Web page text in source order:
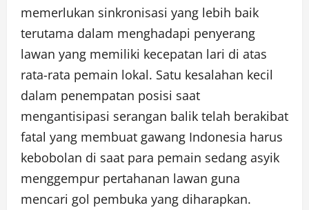
memerlukan sinkronisasi yang lebih baik
terutama dalam menghadapi penyerang
lawan yang memiliki kecepatan lari di atas
rata-rata pemain lokal. Satu kesalahan kecil
dalam penempatan posisi saat
mengantisipasi serangan balik telah berakibat
fatal yang membuat gawang Indonesia harus
kebobolan di saat para pemain sedang asyik
menggempur pertahanan lawan guna
mencari gol pembuka yang diharapkan.